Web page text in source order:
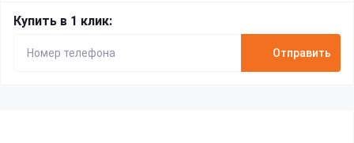
Купить в 1 клик:
Отправить